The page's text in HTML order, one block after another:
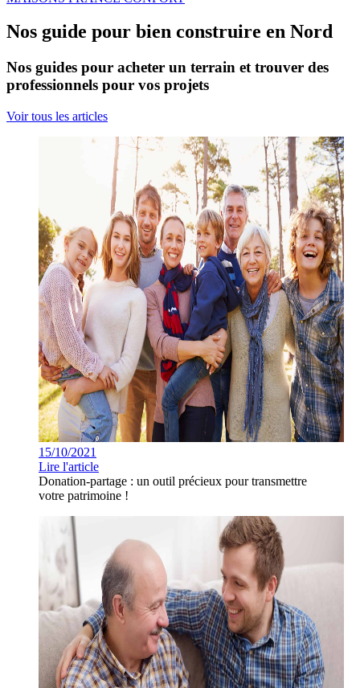
Nos guide pour bien construire en Nord
Nos guides pour acheter un terrain et trouver des
professionnels pour vos projets
Voir tous les articles
15/10/2021
Lire l'article
Donation-partage : un outil précieux pour transmettre
votre patrimoine !